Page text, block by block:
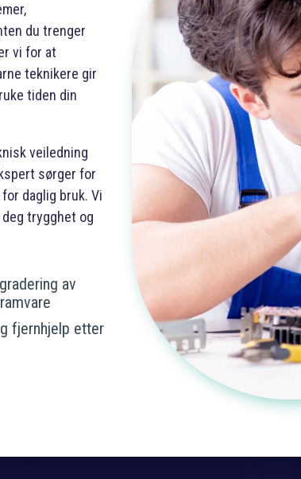
du trenger
vi for at
teknikere gir
tiden din
veiledning
sørger for
daglig bruk. Vi
trygghet og
av
fjernhjelp etter